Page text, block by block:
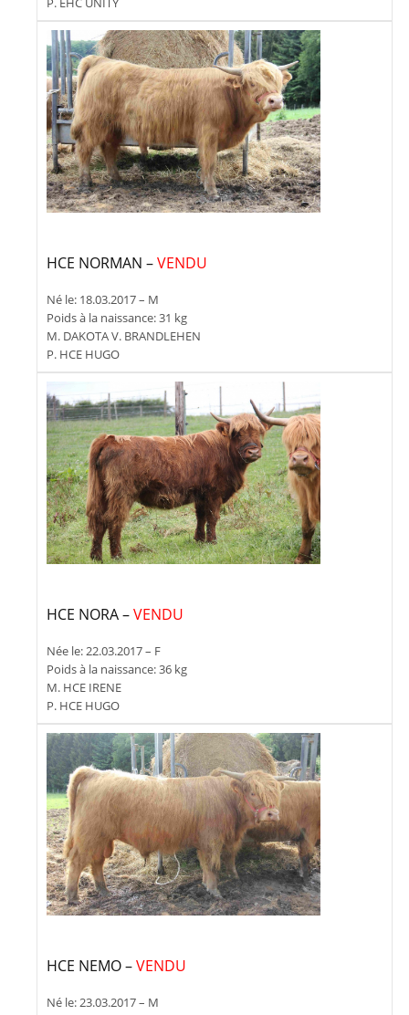
HCE NORMAN –VENDU
Né le: 18.03.2017 – M
Poids à la naissance: 31 kg
M. DAKOTA V. BRANDLEHEN
P. HCE HUGO
HCE NORA –VENDU
Née le: 22.03.2017 – F
Poids à la naissance: 36 kg
M. HCE IRENE
P. HCE HUGO
HCE NEMO –VENDU
Né le: 23.03.2017 – M